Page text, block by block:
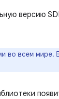
версию
во всем